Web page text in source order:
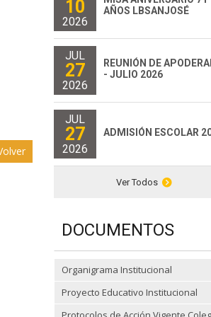
10
2026
AÑOS LBSANJOSÉ
JUL
27
2026
REUNIÓN DE
- JULIO 2026
JUL
27
2026
ADMISIÓN ESCOLAR
Ver Todos
DOCUMENTOS
Organigrama Institucional
Proyecto Educativo Institucional